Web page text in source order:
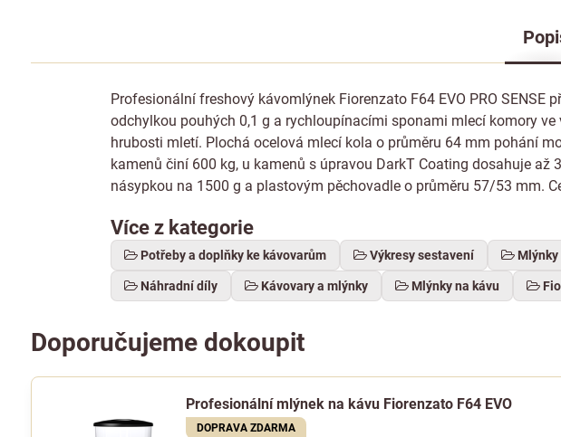
Profesionální freshový kávomlýnek Fiorenzato F64 EVO PRO
odchylkou pouhých 0,1 g a rychloupínacími sponami mlecí komory
hrubosti mletí. Plochá ocelová mlecí kola o průměru 64 mm pohání
kamenů činí 600 kg, u kamenů s úpravou DarkT Coating dosahuje
násypkou na 1500 g a plastovým pěchovadle o průměru 57/53 mm.
Více z kategorie
Potřeby a doplňky ke kávovarům Výkresy sestavení
Náhradní díly Kávovary a mlýnky Mlýnky na kávu
Doporučujeme dokoupit
Profesionální mlýnek na kávu Fiorenzato F64 EVO
DOPRAVA ZDARMA